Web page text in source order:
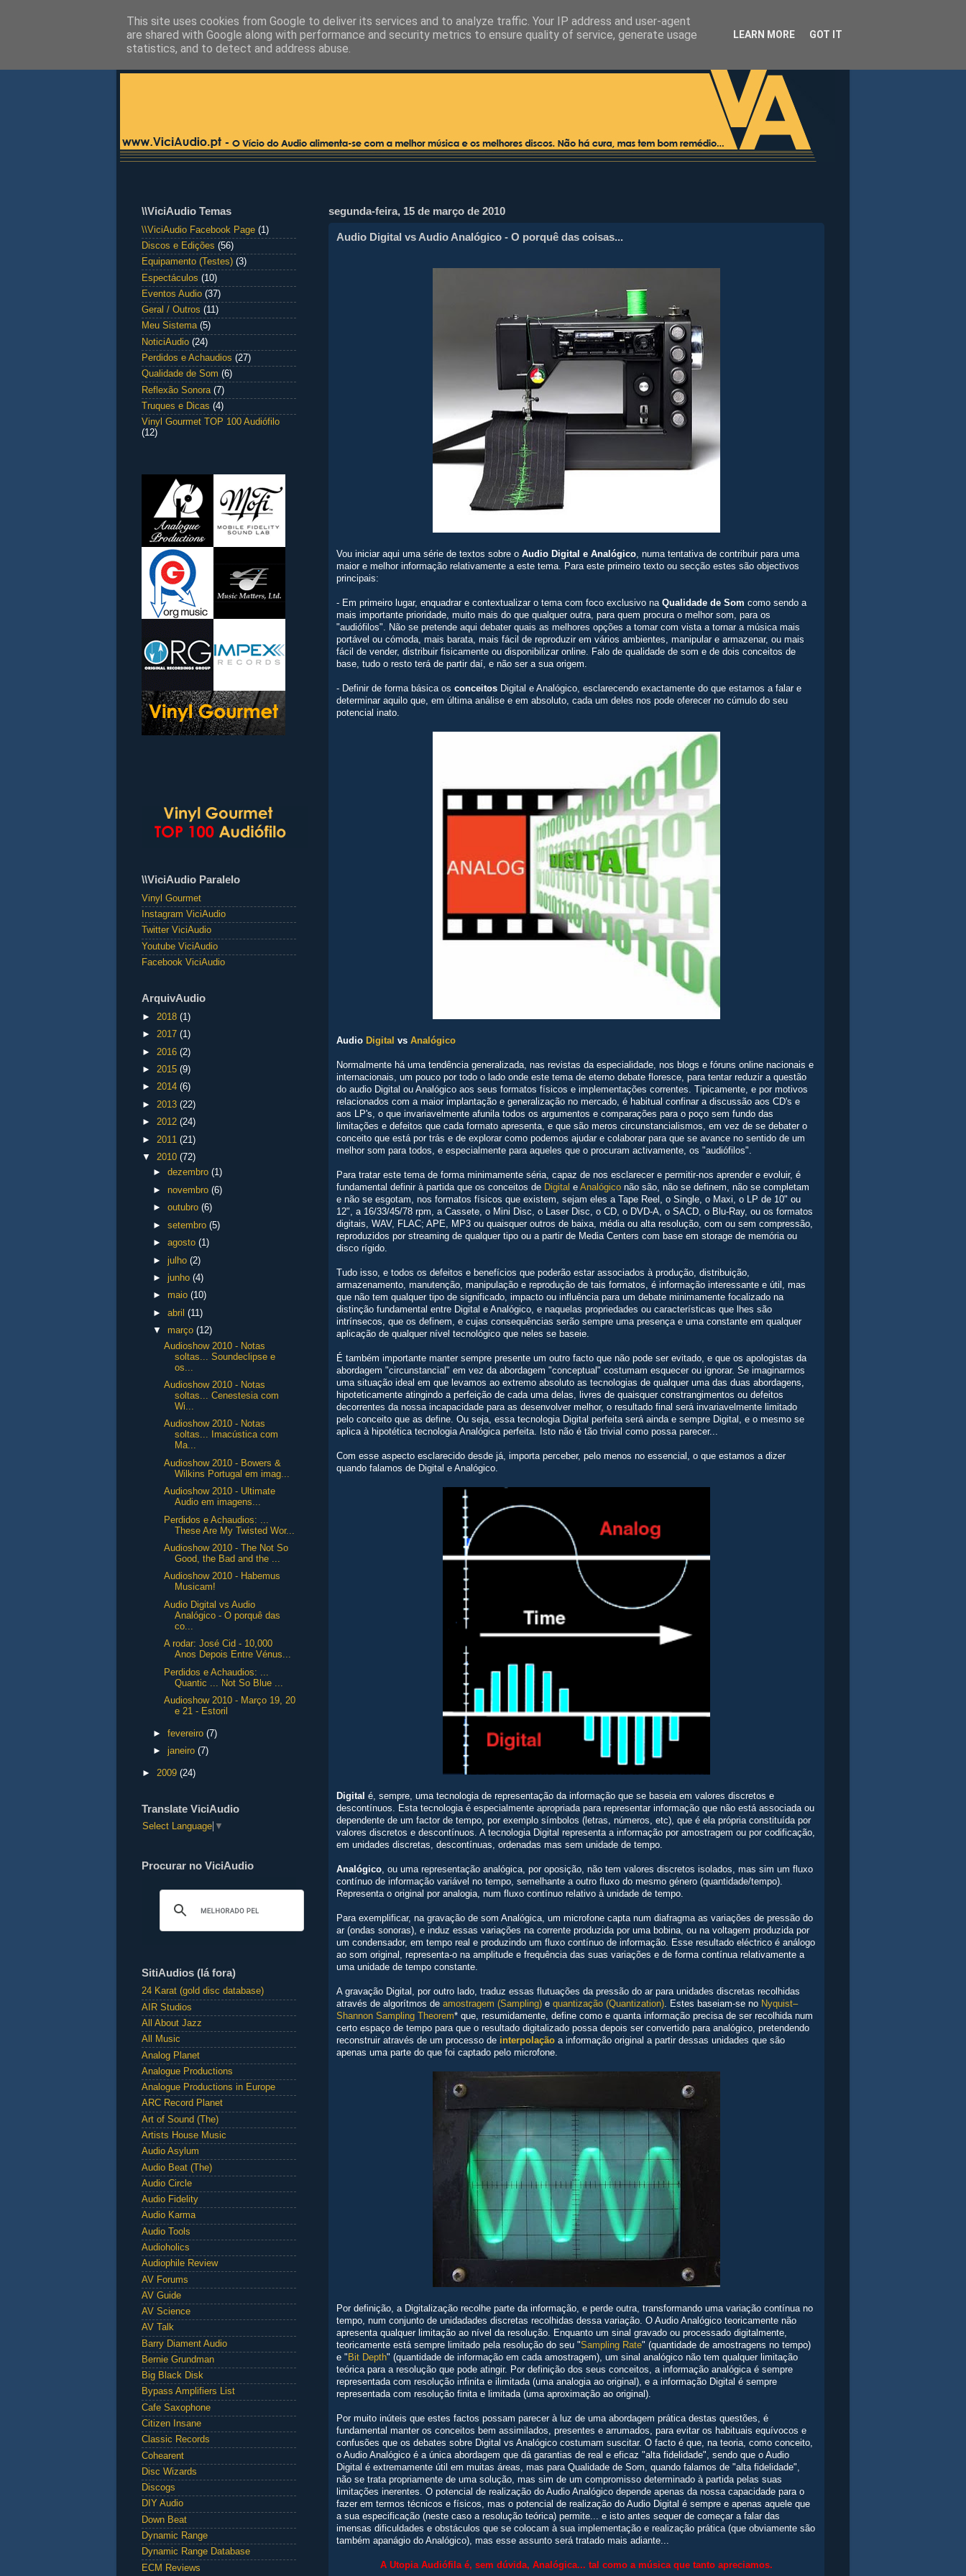
segunda-feira, 15 de março de 2010
Audio Digital vs Audio Analógico - O porquê das coisas...
Vou iniciar aqui uma série de textos sobre o Audio Digital e Analógico, numa tentativa de contribuir para uma
maior e melhor informação relativamente a este tema. Para este primeiro texto ou secção estes são objectivos
principais:
- Em primeiro lugar, enquadrar e contextualizar o tema com foco exclusivo na Qualidade de Som como sendo a
mais importante prioridade, muito mais do que qualquer outra, para quem procura o melhor som, para os
"audiófilos". Não se pretende aqui debater quais as melhores opções a tomar com vista a tornar a música mais
portável ou cómoda, mais barata, mais fácil de reproduzir em vários ambientes, manipular e armazenar, ou mais
fácil de vender, distribuir fisicamente ou disponibilizar online. Falo de qualidade de som e de dois conceitos de
base, tudo o resto terá de partir daí, e não ser a sua origem.
- Definir de forma básica os conceitos Digital e Analógico, esclarecendo exactamente do que estamos a falar e
determinar aquilo que, em última análise e em absoluto, cada um deles nos pode oferecer no cúmulo do seu
potencial inato.
Audio Digital vs Analógico
Normalmente há uma tendência generalizada, nas revistas da especialidade, nos blogs e fóruns online nacionais e
internacionais, um pouco por todo o lado onde este tema de eterno debate floresce, para tentar reduzir a questão
do audio Digital ou Analógico aos seus formatos físicos e implementações correntes. Tipicamente, e por motivos
relacionados com a maior implantação e generalização no mercado, é habitual confinar a discussão aos CD's e
aos LP's, o que invariavelmente afunila todos os argumentos e comparações para o poço sem fundo das
limitações e defeitos que cada formato apresenta, e que são meros circunstancialismos, em vez de se debater o
conceito que está por trás e de explorar como podemos ajudar e colaborar para que se avance no sentido de um
melhor som para todos, e especialmente para aqueles que o procuram activamente, os "audiófilos".
Para tratar este tema de forma minimamente séria, capaz de nos esclarecer e permitir-nos aprender e evoluir, é
fundamental definir à partida que os conceitos de Digital e Analógico não são, não se definem, não se completam
e não se esgotam, nos formatos físicos que existem, sejam eles a Tape Reel, o Single, o Maxi, o LP de 10" ou
12", a 16/33/45/78 rpm, a Cassete, o Mini Disc, o Laser Disc, o CD, o DVD-A, o SACD, o Blu-Ray, ou os formatos
digitais, WAV, FLAC; APE, MP3 ou quaisquer outros de baixa, média ou alta resolução, com ou sem compressão,
reproduzidos por streaming de qualquer tipo ou a partir de Media Centers com base em storage de memória ou
disco rígido.
Tudo isso, e todos os defeitos e benefícios que poderão estar associados à produção, distribuição,
armazenamento, manutenção, manipulação e reprodução de tais formatos, é informação interessante e útil, mas
que não tem qualquer tipo de significado, impacto ou influência para um debate minimamente focalizado na
distinção fundamental entre Digital e Analógico, e naquelas propriedades ou características que lhes são
intrínsecos, que os definem, e cujas consequências serão sempre uma presença e uma constante em qualquer
aplicação de qualquer nível tecnológico que neles se baseie.
É também importante manter sempre presente um outro facto que não pode ser evitado, e que os apologistas da
abordagem "circunstancial" em vez da abordagem "conceptual" costumam esquecer ou ignorar. Se imaginarmos
uma situação ideal em que levamos ao extremo absoluto as tecnologias de qualquer uma das duas abordagens,
hipoteticamente atingindo a perfeição de cada uma delas, livres de quaisquer constrangimentos ou defeitos
decorrentes da nossa incapacidade para as desenvolver melhor, o resultado final será invariavelmente limitado
pelo conceito que as define. Ou seja, essa tecnologia Digital perfeita será ainda e sempre Digital, e o mesmo se
aplica à hipotética tecnologia Analógica perfeita. Isto não é tão trivial como possa parecer...
Com esse aspecto esclarecido desde já, importa perceber, pelo menos no essencial, o que estamos a dizer
quando falamos de Digital e Analógico.
Digital é, sempre, uma tecnologia de representação da informação que se baseia em valores discretos e
descontínuos. Esta tecnologia é especialmente apropriada para representar informação que não está associada ou
dependente de um factor de tempo, por exemplo símbolos (letras, números, etc), que é ela própria constituída por
valores discretos e descontínuos. A tecnologia Digital representa a informação por amostragem ou por codificação,
em unidades discretas, descontínuas, ordenadas mas sem unidade de tempo.
Analógico, ou uma representação analógica, por oposição, não tem valores discretos isolados, mas sim um fluxo
contínuo de informação variável no tempo, semelhante a outro fluxo do mesmo género (quantidade/tempo).
Representa o original por analogia, num fluxo contínuo relativo à unidade de tempo.
Para exemplificar, na gravação de som Analógica, um microfone capta num diafragma as variações de pressão do
ar (ondas sonoras), e induz essas variações na corrente produzida por uma bobina, ou na voltagem produzida por
um condensador, em tempo real e produzindo um fluxo contínuo de informação. Esse resultado eléctrico é análogo
ao som original, representa-o na amplitude e frequência das suas variações e de forma contínua relativamente a
uma unidade de tempo constante.
A gravação Digital, por outro lado, traduz essas flutuações da pressão do ar para unidades discretas recolhidas
através de algorítmos de amostragem (Sampling) e quantização (Quantization). Estes baseiam-se no Nyquist–
Shannon Sampling Theorem* que, resumidamente, define como e quanta informação precisa de ser recolhida num
certo espaço de tempo para que o resultado digitalizado possa depois ser convertido para analógico, pretendendo
reconstruir através de um processo de interpolação a informação original a partir dessas unidades que são
apenas uma parte do que foi captado pelo microfone.
Por definição, a Digitalização recolhe parte da informação, e perde outra, transformando uma variação contínua no
tempo, num conjunto de unidadades discretas recolhidas dessa variação. O Audio Analógico teoricamente não
apresenta qualquer limitação ao nível da resolução. Enquanto um sinal gravado ou processado digitalmente,
teoricamente está sempre limitado pela resolução do seu "Sampling Rate" (quantidade de amostragens no tempo)
e " Bit Depth" (quantidade de informação em cada amostragem), um sinal analógico não tem qualquer limitação
teórica para a resolução que pode atingir. Por definição dos seus conceitos, a informação analógica é sempre
representada com resolução infinita e ilimitada (uma analogia ao original), e a informação Digital é sempre
representada com resolução finita e limitada (uma aproximação ao original).
Por muito inúteis que estes factos possam parecer à luz de uma abordagem prática destas questões, é
fundamental manter os conceitos bem assimilados, presentes e arrumados, para evitar os habituais equívocos e
confusões que os debates sobre Digital vs Analógico costumam suscitar. O facto é que, na teoria, como conceito,
o Audio Analógico é a única abordagem que dá garantias de real e eficaz "alta fidelidade", sendo que o Audio
Digital é extremamente útil em muitas áreas, mas para Qualidade de Som, quando falamos de "alta fidelidade",
não se trata propriamente de uma solução, mas sim de um compromisso determinado à partida pelas suas
limitações inerentes. O potencial de realização do Audio Analógico depende apenas da nossa capacidade para o
fazer em termos técnicos e físicos, mas o potencial de realização do Audio Digital é sempre e apenas aquele que
a sua especificação (neste caso a resolução teórica) permite... e isto antes sequer de começar a falar das
imensas dificuldades e obstáculos que se colocam à sua implementação e realização prática (que obviamente são
também apanágio do Analógico), mas esse assunto será tratado mais adiante...
A Utopia Audiófila é, sem dúvida, Analógica... tal como a música que tanto apreciamos.
\\ViciAudio Temas
\\ViciAudio Facebook Page (1)
Discos e Edições (56)
Equipamento (Testes) (3)
Espectáculos (10)
Eventos Audio (37)
Geral / Outros (11)
Meu Sistema (5)
NoticiAudio (24)
Perdidos e Achaudios (27)
Qualidade de Som (6)
Reflexão Sonora (7)
Truques e Dicas (4)
Vinyl Gourmet TOP 100 Audiófilo
(12)
\\ViciAudio Paralelo
Vinyl Gourmet
Instagram ViciAudio
Twitter ViciAudio
Youtube ViciAudio
Facebook ViciAudio
ArquivAudio
► 2018 (1)
► 2017 (1)
► 2016 (2)
► 2015 (9)
► 2014 (6)
► 2013 (22)
► 2012 (24)
► 2011 (21)
▼ 2010 (72)
►dezembro(1)
► novembro(6)
►outubro(6)
►setembro(5)
►agosto(1)
►julho(2)
►junho(4)
► maio(10)
►abril(11)
▼ março(12)
Audioshow 2010 - Notas
soltas... Soundeclipse e
os...
Audioshow 2010 - Notas
soltas... Cenestesia com
Wi...
Audioshow 2010 - Notas
soltas... Imacústica com
Ma...
Audioshow 2010 - Bowers &
Wilkins Portugal em imag...
Audioshow 2010 - Ultimate
Audio em imagens...
Perdidos e Achaudios: ...
These Are My Twisted Wor...
Audioshow 2010 - The Not So
Good, the Bad and the ...
Audioshow 2010 - Habemus
Musicam!
Audio Digital vs Audio
Analógico - O porquê das
co...
A rodar: José Cid - 10,000
Anos Depois Entre Vénus...
Perdidos e Achaudios: ...
Quantic ... Not So Blue ...
Audioshow 2010 - Março 19, 20
e 21 - Estoril
►fevereiro(7)
►janeiro(7)
► 2009 (24)
Translate ViciAudio
Select Language ▼
Procurar no ViciAudio
SitiAudios (lá fora)
24 Karat (gold disc database)
AIR Studios
All About Jazz
All Music
Analog Planet
Analogue Productions
Analogue Productions in Europe
ARC Record Planet
Art of Sound (The)
Artists House Music
Audio Asylum
Audio Beat (The)
Audio Circle
Audio Fidelity
Audio Karma
Audio Tools
Audioholics
Audiophile Review
AV Forums
AV Guide
AV Science
AV Talk
Barry Diament Audio
Bernie Grundman
Big Black Disk
Bypass Amplifiers List
Cafe Saxophone
Citizen Insane
Classic Records
Cohearent
Disc Wizards
Discogs
DIY Audio
Down Beat
Dynamic Range
Dynamic Range Database
ECM Reviews
This site uses cookies from Google to deliver its services and to analyze traffic. Your IP address and user-agent
are shared with Google along with performance and security metrics to ensure quality of service, generate usage
statistics, and to detect and address abuse.
LEARN MORE GOT IT